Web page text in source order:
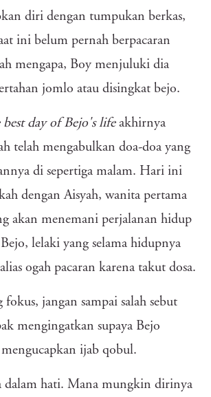
diri dengan tumpukan berkas,
ini belum pernah berpacaran
mengapa, Boy menjuluki dia
jomlo atau disingkat bejo.
best day of Bejo's lifeakhirnya
telah mengabulkan doa-doa yang
di sepertiga malam. Hari ini
dengan Aisyah, wanita pertama
akan menemani perjalanan hidup
lelaki yang selama hidupnya
ogah pacaran karena takut dosa.
jangan sampai salah sebut
mengingatkan supaya Bejo
mengucapkan ijab qobul.
dalam hati. Mana mungkin dirinya